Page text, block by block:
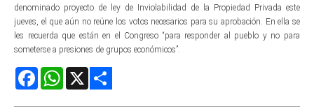
denominado proyecto de ley de Inviolabilidad de la Propiedad Privada este
jueves, el que aún no reúne los votos necesarios para su aprobación. En ella se
les recuerda que están en el Congreso “para responder al pueblo y no para
someterse a presiones de grupos económicos”.
FacebookWhatsApp